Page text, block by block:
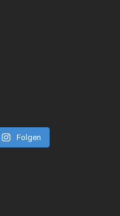
Folgen